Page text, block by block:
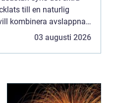
till en naturlig
kombinera avslappnad
mat. Här möts03 augusti 2026